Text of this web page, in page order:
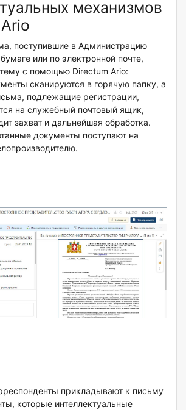
механизмов
поступившие в Администрацию
или по электронной почте,
с помощью Directum Ario:
сканируются в горячую папку, а
подлежащие регистрации,
на служебный почтовый ящик,
захват и дальнейшая обработка.
документы поступают на
прикладывают к письму
которые интеллектуальные